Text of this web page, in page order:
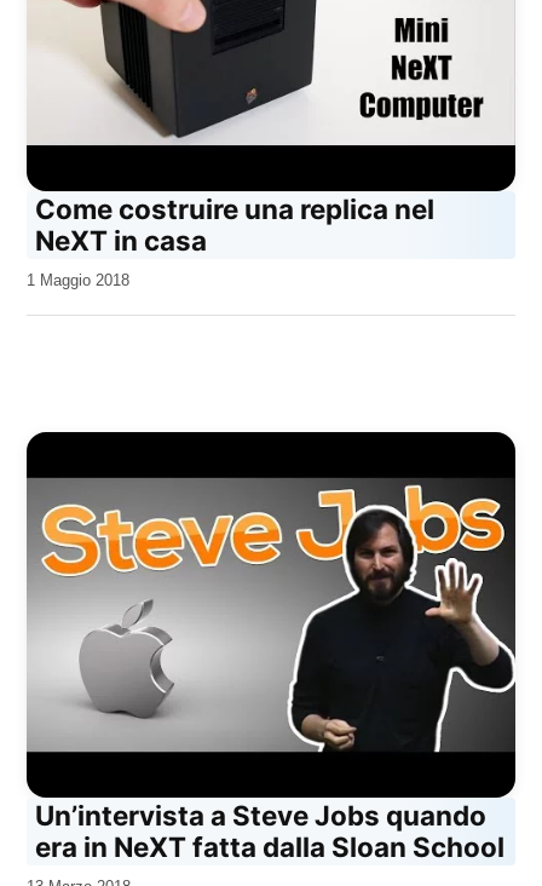
Come costruire una replica nel
NeXT in casa
da
1 Maggio 2018
Un’intervista a Steve Jobs quando
era in NeXT fatta dalla Sloan School